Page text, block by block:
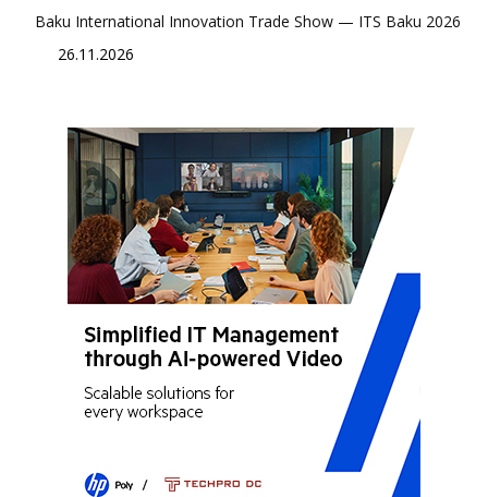
Baku International Innovation Trade Show — ITS Baku 2026
26.11.2026